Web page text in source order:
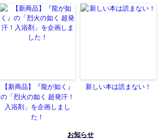
【新商品】『龍が如く』
の「烈火の如く 超発汗！
入浴剤」を企画しまし
た！
新しい本は読まない！
お知らせ